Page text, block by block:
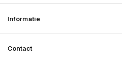
Informatie
Contact